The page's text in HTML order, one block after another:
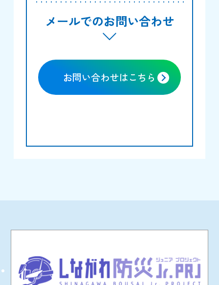
メールでのお問い合わせ
お問い合わせはこちら